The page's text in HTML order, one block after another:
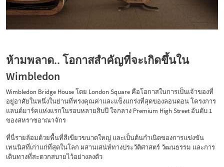
ห้ามพลาด.. โอกาสสำคัญที่จะเกิดขึ้นใน
Wimbledon
Wimbledon Bridge House โดย London Square คือโอกาสในการเป็นเจ้าของที่
อยู่อาศัยในหนึ่งในย่านที่ทรงคุณค่าและแข็งแกร่งที่สุดของลอนดอน โครงการ
แลนด์มาร์คแห่งแรกในรอบหลายสิบปี ใจกลาง Premium High Street อันดับ 1
ของสหราชอาณาจักร
ที่นี่รายล้อมด้วยพื้นที่สีเขียวขนาดใหญ่ และเป็นต้นกำเนิดของการแข่งขัน
เทนนิสที่เก่าแก่ที่สุดในโลก ผสานเสน่ห์ทางประวัติศาสตร์ วัฒนธรรม และการ
เดินทางที่สะดวกสบายไว้อย่างลงตัว